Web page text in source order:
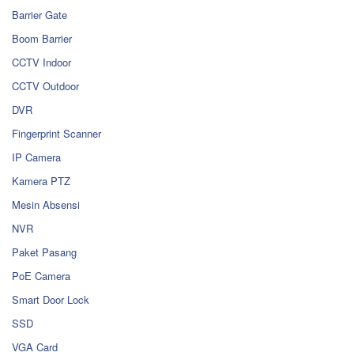
Barrier Gate
Boom Barrier
CCTV Indoor
CCTV Outdoor
DVR
Fingerprint Scanner
IP Camera
Kamera PTZ
Mesin Absensi
NVR
Paket Pasang
PoE Camera
Smart Door Lock
SSD
VGA Card